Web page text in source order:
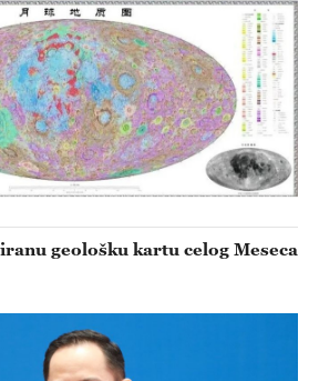
geološku kartu celog Meseca